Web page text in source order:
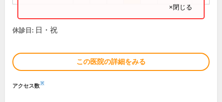
×閉じる
休診日: 日・祝
この医院の詳細をみる
アクセス数※